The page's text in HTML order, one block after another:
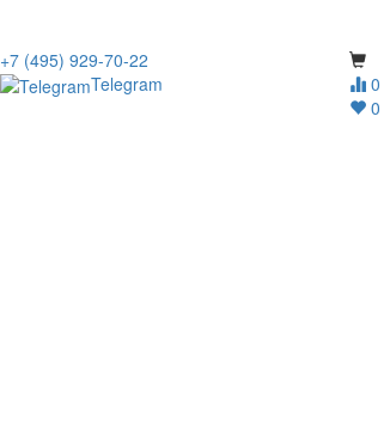
0
0
+7 (495) 929-70-22
Telegram